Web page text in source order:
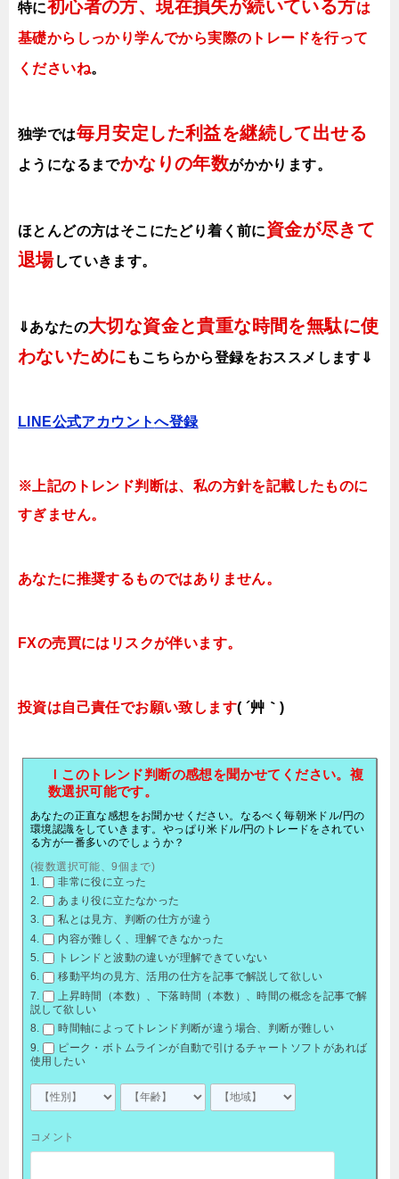
特に初心者の方、現在損失が続いている方は
基礎からしっかり学んでから実際のトレードを行って
くださいね。
独学では毎月安定した利益を継続して出せる
ようになるまでかなりの年数がかかります。
ほとんどの方はそこにたどり着く前に資金が尽きて
退場していきます。
⇓あなたの大切な資金と貴重な時間を無駄に使
わないために も こちらから登録をおススメします⇓
LINE公式アカウントへ登録
※上記のトレンド判断は、私の方針を記載したものに
すぎません。
あなたに推奨するものではありません。
FXの売買にはリスクが伴います。
投資は自己責任でお願い致します( ´艸｀)
ｌこのトレンド判断の感想を聞かせてください。複
数選択可能です。
あなたの正直な感想をお聞かせください。なるべく毎朝米ドル/円の
環境認識をしていきます。やっぱり米ドル/円のトレードをされてい
る方が一番多いのでしょうか？
(複数選択可能、9個まで)
非常に役に立った
あまり役に立たなかった
私とは見方、判断の仕方が違う
内容が難しく、理解できなかった
トレンドと波動の違いが理解できていない
移動平均の見方、活用の仕方を記事で解説して欲しい
上昇時間（本数）、下落時間（本数）、時間の概念を記事で解
説して欲しい
時間軸によってトレンド判断が違う場合、判断が難しい
ピーク・ボトムラインが自動で引けるチャートソフトがあれば
使用したい
コメント